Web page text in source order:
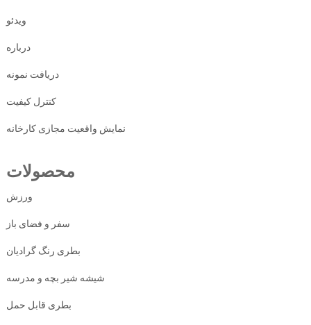
ویدئو
درباره
دریافت نمونه
کنترل کیفیت
نمایش واقعیت مجازی کارخانه
محصولات
ورزش
سفر و فضای باز
بطری رنگ گرادیان
شیشه شیر بچه و مدرسه
بطری قابل حمل